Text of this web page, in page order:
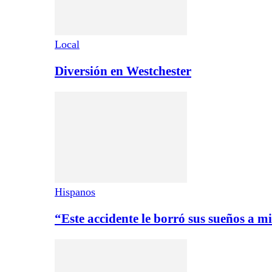
Local
Diversión en Westchester
Hispanos
“Este accidente le borró sus sueños a